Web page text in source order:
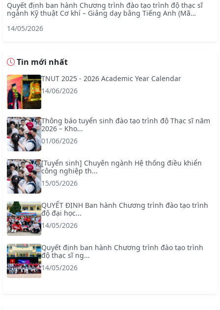
Quyết định ban hành Chương trình đào tạo trình độ thạc sĩ
ngành Kỹ thuật Cơ khí – Giảng dạy bằng Tiếng Anh (Mã
ngành: 8520103)
14/05/2026
Tin mới nhất
TNUT 2025 - 2026 Academic Year Calendar
14/06/2026
Thông báo tuyển sinh đào tạo trình độ Thạc sĩ năm
2026 – Kho...
01/06/2026
[Tuyển sinh] Chuyên ngành Hệ thống điều khiển
công nghiệp th...
15/05/2026
QUYẾT ĐỊNH Ban hành Chương trình đào tạo trình
độ đại học...
14/05/2026
Quyết định ban hành Chương trình đào tạo trình
độ thạc sĩ ng...
14/05/2026